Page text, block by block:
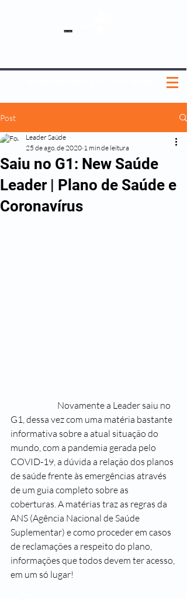
Post
Saiu no G1: New Saúde
Leader | Plano de Saúde e
Coronavírus
Leader Saúde
25 de ago. de 2020 1 min de leitura
G1, dessa vez com uma matéria bastante
informativa sobre a atual situação do
mundo, com a pandemia gerada pelo
COVID-19, a dúvida a relação dos planos
de saúde frente às emergências através
de um guia completo sobre as
coberturas. A matérias traz as regras da
ANS (Agência Nacional de Saúde
Suplementar) e como proceder em casos
de reclamações a respeito do plano,
informações que todos devem ter acesso,
em um só lugar!